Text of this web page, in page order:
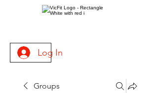
Log In
Groups